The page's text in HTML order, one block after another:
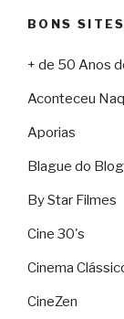
BONS SITES
+ de 50 Anos
Aconteceu
Aporias
Blague do Blog
By Star Filmes
Cine 30's
Cinema
CineZen